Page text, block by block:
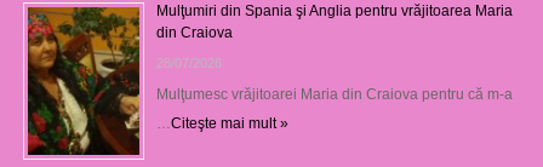
Mulţumiri din Spania şi Anglia pentru vrăjitoarea Maria
din Craiova
28/07/2026
Mulţumesc vrăjitoarei Maria din Craiova pentru că m-a
Citeşte mai mult »